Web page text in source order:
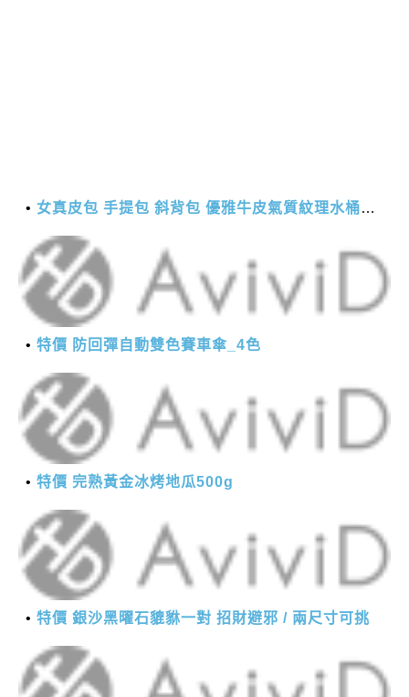
女真皮包 手提包 斜背包 優雅牛皮氣質紋理水桶包(2色)【XBO7950112】＊艾美時尚(現+預)
特價 防回彈自動雙色賽車傘_4色
特價 完熟黃金冰烤地瓜500g
特價 銀沙黑曜石貔貅一對 招財避邪 / 兩尺寸可挑